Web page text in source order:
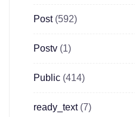
Post(592)
Postv (1)
Public (414)
ready_text(7)